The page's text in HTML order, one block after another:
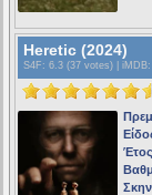
Heretic (2024)
S4F : 6.3 (37 votes) | iMDB